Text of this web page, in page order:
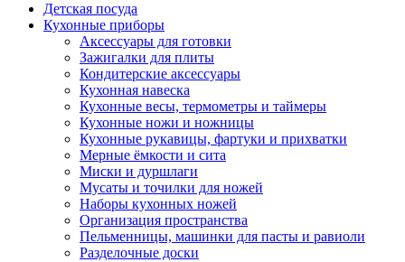
Детская посуда
Кухонные приборы
Аксессуары для готовки
Зажигалки для плиты
Кондитерские аксессуары
Кухонная навеска
Кухонные весы, термометры и таймеры
Кухонные ножи и ножницы
Кухонные рукавицы, фартуки и прихватки
Мерные ёмкости и сита
Миски и дуршлаги
Мусаты и точилки для ножей
Наборы кухонных ножей
Организация пространства
Пельменницы, машинки для пасты и равиоли
Разделочные доски